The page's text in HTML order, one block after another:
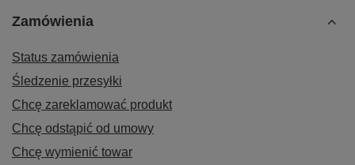
Zamówienia
Status zamówienia
Śledzenie przesyłki
Chcę zareklamować produkt
Chcę odstąpić od umowy
Chcę wymienić towar